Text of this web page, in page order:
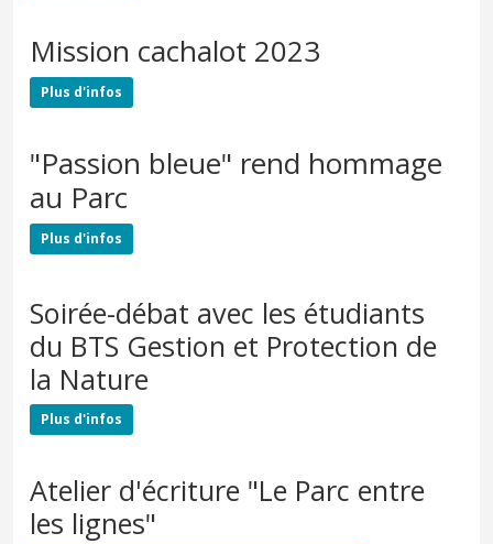
Mission cachalot 2023
Plus d'infos
"Passion bleue" rend hommage
au Parc
Plus d'infos
Soirée-débat avec les étudiants
du BTS Gestion et Protection de
la Nature
Plus d'infos
Atelier d'écriture "Le Parc entre
les lignes"